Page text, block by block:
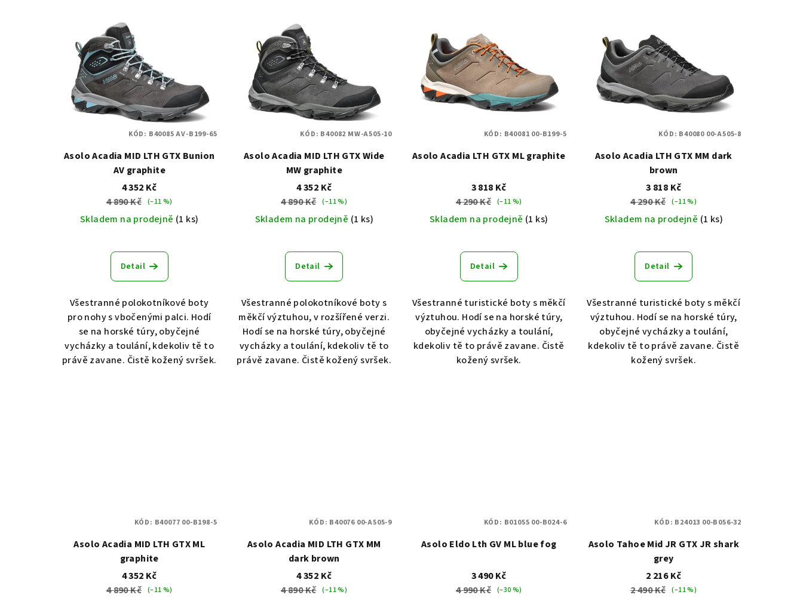
p
d
s
r
Asolo Acadia MID LTH GTX Bunion
AV graphite
4 352 Kč
4 890 Kč (–11 %)
Skladem na prodejně (1 ks)
Detail
Všestranné polokotníkové boty
pro nohy s vbočenými palci. Hodí
se na horské túry, obyčejné
vycházky a toulání, kdekoliv tě to
právě zavane. Čistě kožený svršek.
KÓD: B40085 AV-B199-65
Asolo Acadia MID LTH GTX Wide
MW graphite
4 352 Kč
4 890 Kč (–11 %)
Skladem na prodejně (1 ks)
Detail
Všestranné polokotníkové boty s
měkčí výztuhou, v rozšířené verzi.
Hodí se na horské túry, obyčejné
vycházky a toulání, kdekoliv tě to
právě zavane. Čistě kožený svršek.
KÓD: B40082 MW-A505-10
Asolo Acadia LTH GTX ML graphite
3 818 Kč
4 290 Kč (–11 %)
Skladem na prodejně (1 ks)
Detail
Všestranné turistické boty s měkčí
výztuhou. Hodí se na horské túry,
obyčejné vycházky a toulání,
kdekoliv tě to právě zavane. Čistě
kožený svršek.
KÓD: B40081 00-B199-5
Asolo Acadia LTH GTX MM dark
brown
3 818 Kč
4 290 Kč (–11 %)
Skladem na prodejně (1 ks)
Detail
Všestranné turistické boty s měkčí
výztuhou. Hodí se na horské túry,
obyčejné vycházky a toulání,
kdekoliv tě to právě zavane. Čistě
kožený svršek.
KÓD: B40080 00-A505-8
Asolo Acadia MID LTH GTX ML
graphite
4 352 Kč
4 890 Kč (–11 %)
KÓD: B40077 00-B198-5
Asolo Acadia MID LTH GTX MM
dark brown
4 352 Kč
4 890 Kč (–11 %)
KÓD: B40076 00-A505-9
Asolo Eldo Lth GV ML blue fog
3 490 Kč
4 990 Kč (–30 %)
KÓD: B01055 00-B024-6
Asolo Tahoe Mid JR GTX JR shark
grey
2 216 Kč
2 490 Kč (–11 %)
KÓD: B24013 00-B056-32